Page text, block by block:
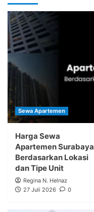
Sewa Apartemen
Harga Sewa
Apartemen Surabaya
Berdasarkan Lokasi
dan Tipe Unit
Regina N. Helnaz
27 Juli 2026
0